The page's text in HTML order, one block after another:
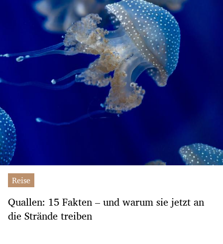
Reise
Quallen: 15 Fakten – und warum sie jetzt an
die Strände treiben